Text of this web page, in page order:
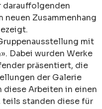
darauffolgenden
neuen Zusammenhang
mit
Dabei wurden Werke
präsentiert, die
der Galerie
diese Arbeiten in einen
standen diese für